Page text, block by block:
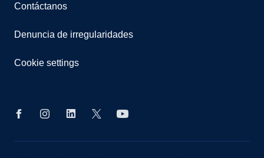
Contáctanos
Denuncia de irregularidades
Cookie settings